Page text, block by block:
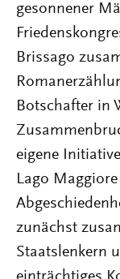
gesonnener
Brissago
Botschafter in
eigene
Lago
zunächst
Staatslenkern